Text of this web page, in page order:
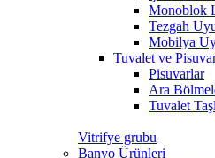
Monoblok
Tezgah
Mobilya
Tuvalet ve
Pisuvarlar
Ara
Tuvalet
Vitrifye grubu
Banyo Ürünleri